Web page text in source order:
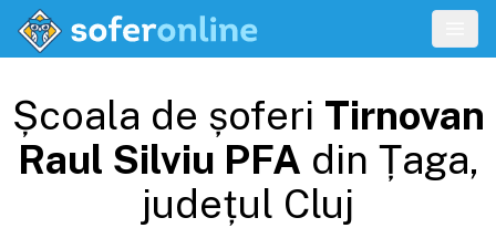
Școala de șoferi Tirnovan
Raul Silviu PFA din Țaga,
județul Cluj